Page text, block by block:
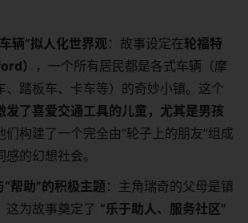
辆”拟人化世界观：故事设定在轮福特
）
，一个所有居民都是各式车辆（摩
、踏板车、卡车等）的奇妙小镇。这个
发了喜爱交通工具的儿童，尤其是男孩
们构建了一个完全由“轮子上的朋友”组成
的幻想社会。
“帮助”的积极主题：主角瑞奇的父母是镇
这为故事奠定了 “乐于助人、服务社区”